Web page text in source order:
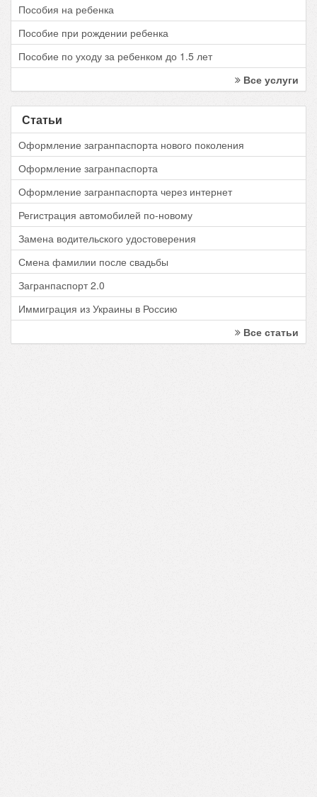
Пособия на ребенка
Пособие при рождении ребенка
Пособие по уходу за ребенком до 1.5 лет
Все услуги
Статьи
Оформление загранпаспорта нового поколения
Оформление загранпаспорта
Оформление загранпаспорта через интернет
Регистрация автомобилей по-новому
Замена водительского удостоверения
Смена фамилии после свадьбы
Загранпаспорт 2.0
Иммиграция из Украины в Россию
Все статьи